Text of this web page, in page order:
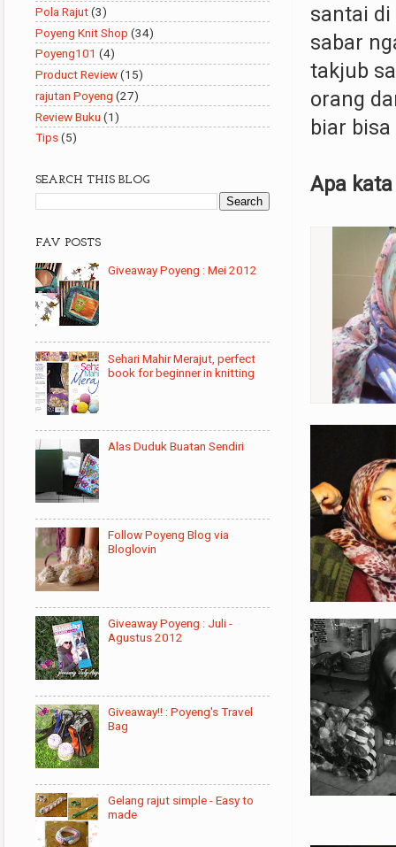
santai di
sabar
takjub
orang
biar
Apa
Pola Rajut(3)
Poyeng Knit Shop (34)
Poyeng101 (4)
Product Review(15)
rajutan Poyeng (27)
Review Buku (1)
Tips(5)
SEARCH THIS BLOG
FAV POSTS
Giveaway Poyeng : Mei 2012
Sehari Mahir Merajut, perfect
book for beginner in knitting
Alas Duduk Buatan Sendiri
Follow Poyeng Blog via
Bloglovin
Giveaway Poyeng : Juli -
Agustus 2012
Giveaway!! : Poyeng's Travel
Bag
Gelang rajut simple - Easy to
made